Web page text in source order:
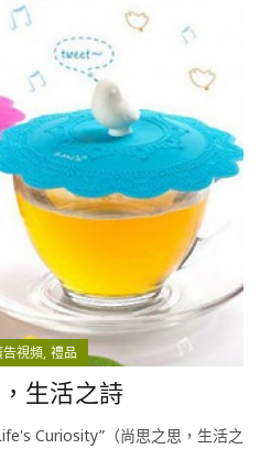
視頻 禮品
生活之詩
Curiosity”（尚思之思，生活之